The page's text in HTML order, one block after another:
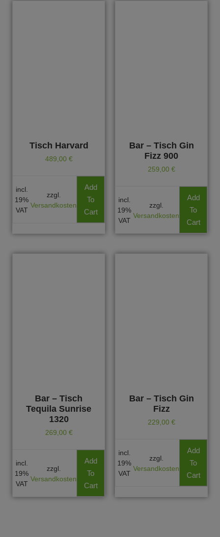
Tisch Harvard
489,00 €
incl.
19%
VAT
zzgl.
Versandkosten
Add
To
Cart
Bar – Tisch Gin
Fizz 900
259,00 €
incl.
19%
VAT
zzgl.
Versandkosten
Add
To
Cart
Bar – Tisch
Tequila Sunrise
1320
269,00 €
incl.
19%
VAT
zzgl.
Versandkosten
Add
To
Cart
Bar – Tisch Gin
Fizz
229,00 €
incl.
19%
VAT
zzgl.
Versandkosten
Add
To
Cart